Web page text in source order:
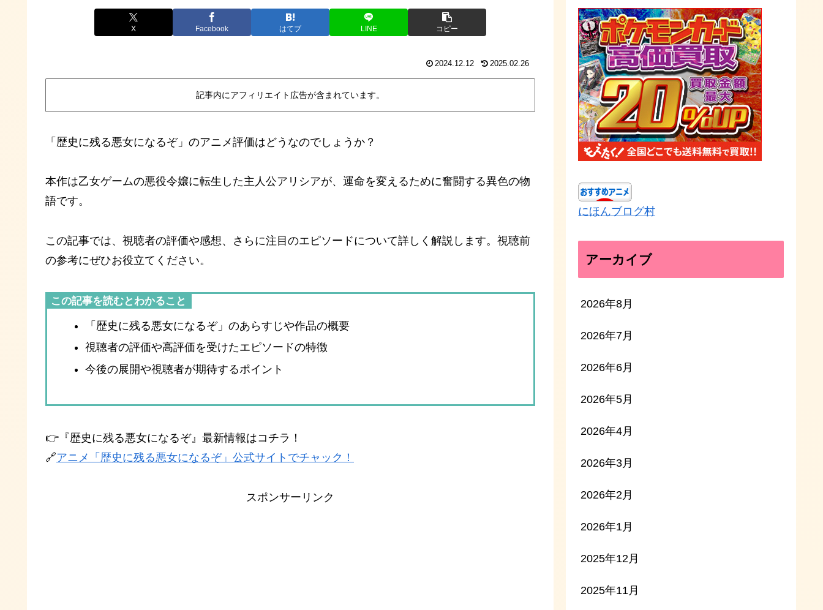
X Facebook はてブ LINE コピー
2024.12.12 2025.02.26
記事内にアフィリエイト広告が含まれています。
「歴史に残る悪女になるぞ」のアニメ評価はどうなのでしょうか？
本作は乙女ゲームの悪役令嬢に転生した主人公アリシアが、運命を変えるために奮闘する異色の物
語です。
この記事では、視聴者の評価や感想、さらに注目のエピソードについて詳しく解説します。視聴前
の参考にぜひお役立てください。
この記事を読むとわかること
「歴史に残る悪女になるぞ」のあらすじや作品の概要
視聴者の評価や高評価を受けたエピソードの特徴
今後の展開や視聴者が期待するポイント
👉『歴史に残る悪女になるぞ』最新情報はコチラ！
🔗アニメ「歴史に残る悪女になるぞ」公式サイトでチャック！
スポンサーリンク
にほんブログ村
アーカイブ
2026年8月
2026年7月
2026年6月
2026年5月
2026年4月
2026年3月
2026年2月
2026年1月
2025年12月
2025年11月